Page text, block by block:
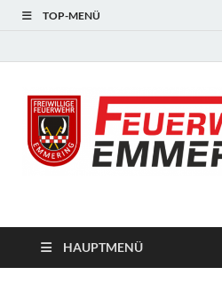
TOP-MENÜ
HAUPTMENÜ